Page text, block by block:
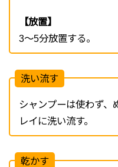
【放置】
3～5分放置する。
洗い流す
シャンプーは使わず、
レイに洗い流す。
乾かす